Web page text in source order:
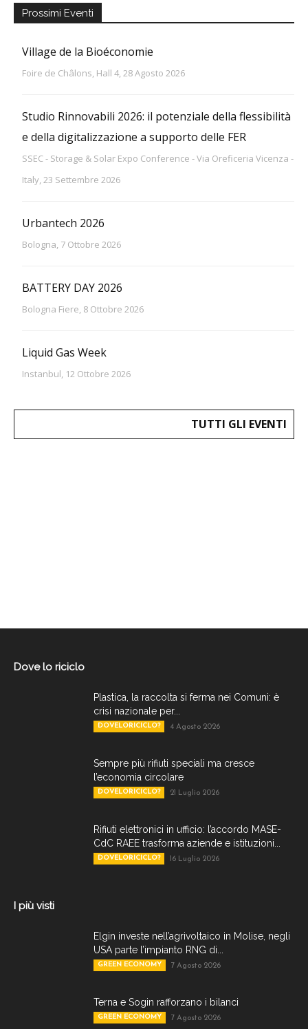
Prossimi Eventi
Village de la Bioéconomie
Foire de Châlons, Hall 4, 28 Agosto 2026
Studio Rinnovabili 2026: il potenziale della flessibilità
e della digitalizzazione a supporto delle FER
SSEC - Storage & Solar Expo Conference - Via Oreficeria Vicenza -
Italy, 23 Settembre 2026
Urbantech 2026
Bologna, 7 Ottobre 2026
BATTERY DAY 2026
Bologna Fiere, 8 Ottobre 2026
Liquid Gas Week
Instanbul, 12 Ottobre 2026
TUTTI GLI EVENTI
Dove lo riciclo
Plastica, la raccolta si ferma nei Comuni: è
crisi nazionale per...
DOVELORICICLO? 4 Agosto 2026
Sempre più rifiuti speciali ma cresce
l’economia circolare
DOVELORICICLO? 21 Luglio 2026
Rifiuti elettronici in ufficio: l’accordo MASE-
CdC RAEE trasforma aziende e istituzioni...
DOVELORICICLO? 16 Luglio 2026
I più visti
Elgin investe nell’agrivoltaico in Molise, negli
USA parte l’impianto RNG di...
GREEN ECONOMY 7 Agosto 2026
Terna e Sogin rafforzano i bilanci
GREEN ECONOMY 7 Agosto 2026